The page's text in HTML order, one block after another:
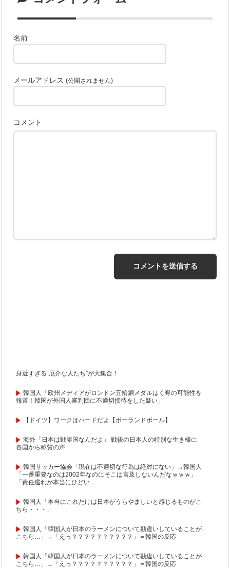
名前
メールアドレス(公開されません)
コメント
身近すぎる“厄介な人たち”が大集合！
韓国人「欧州メディアがロンドン五輪銅メダルはく奪の可能性を
報道！韓国が外国人審判団に不適切接待をした疑い」
【ドイツ】ワークはハードだよ【ポーランドボール】
海外「日本は戦勝国なんだよ」 戦後の日本人の特別な生き様に
各国から称賛の声
韓国サッカー協会「現在は不適切な行為は絶対にない」→韓国人
「一番重要なのは2002年なのにそこは言及しないんだなｗｗｗ」
「責任逃れが本当にひどい...
韓国人「本当にこれだけは日本がうらやましいと感じるものがこ
ちら・・・」
韓国人「韓国人が日本のラーメンについて勘違いしていることが
こちら…」→「えっ？？？？？？？？？？」＝韓国の反応
韓国人「韓国人が日本のラーメンについて勘違いしていることが
こちら…」→「えっ？？？？？？？？？？」＝韓国の反応